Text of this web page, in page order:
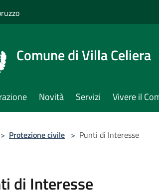
Comune di Villa Celiera
Novità Servizi Vivere il
> Protezione civile > Punti di Interesse
di Interesse